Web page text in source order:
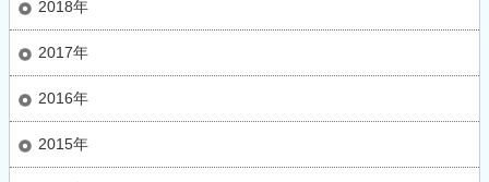
2018年
2017年
2016年
2015年